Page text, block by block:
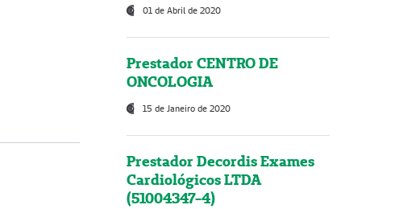
01 de Abril de 2020
Prestador CENTRO DE
ONCOLOGIA
15 de Janeiro de 2020
Prestador Decordis Exames
Cardiológicos LTDA
(51004347-4)